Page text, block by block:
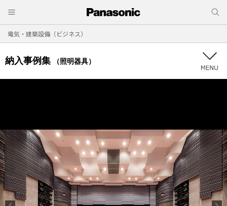
電気・建築設備（ビジネス）
納入事例集 （照明器具）